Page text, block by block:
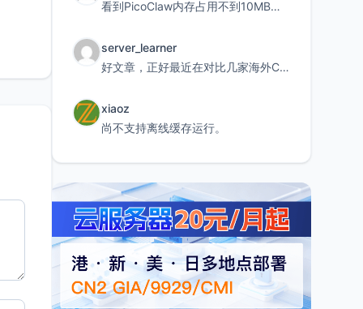
看到PicoClaw内存占用不到10MB这个数据真的很惊喜，确实很适合我这种想用旧设备折腾AI的小白
server_learner
好文章，正好最近在对比几家海外CDN。文中提到CF免费版不支持自定义回源端口和HOST这个痛点太真实
xiaoz
尚不支持离线缓存运行。